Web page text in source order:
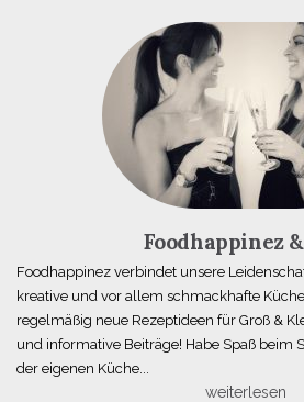
Foodhappinez
Foodhappinez verbindet unsere
kreative und vor allem schmackhafte
regelmäßig neue Rezeptideen für Groß &
und informative Beiträge! Habe Spaß beim
der eigenen Küche...
weiterlesen